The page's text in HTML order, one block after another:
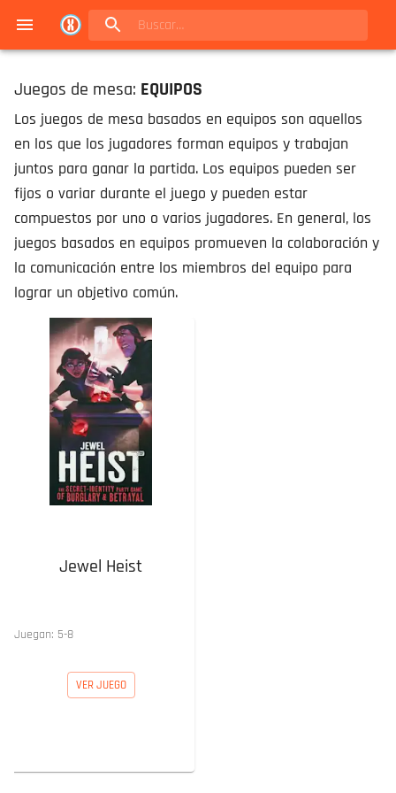
Juegos de mesa: EQUIPOS
Los juegos de mesa basados en equipos son aquellos
en los que los jugadores forman equipos y trabajan
juntos para ganar la partida. Los equipos pueden ser
fijos o variar durante el juego y pueden estar
compuestos por uno o varios jugadores. En general, los
juegos basados en equipos promueven la colaboración y
la comunicación entre los miembros del equipo para
lograr un objetivo común.
Jewel Heist
Juegan: 5-8
VER JUEGO
Navigated to Juegos de mesa en Buenos Aires | Conexión Berlín - Catálogo